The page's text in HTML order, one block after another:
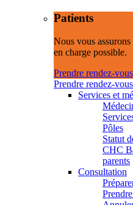
Patients
Nous vous
en charge possible.
Prendre rendez-vous
Prendre rendez-vous
Services et
Pôles
Statut
CHC
parents
Consultation